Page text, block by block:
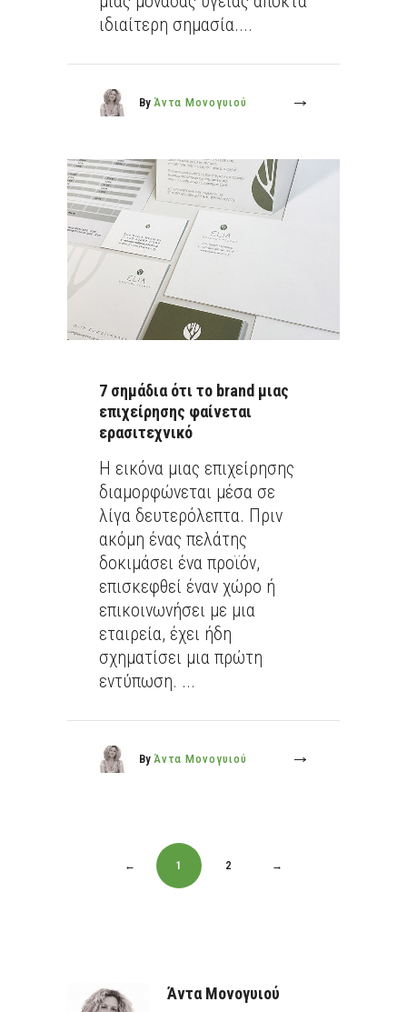
ιδιαίτερη σημασία....
By Άντα Μονογυιού
More
7 σημάδια ότι το brand μιας
επιχείρησης φαίνεται
ερασιτεχνικό
Η εικόνα μιας επιχείρησης
διαμορφώνεται μέσα σε
λίγα δευτερόλεπτα. Πριν
ακόμη ένας πελάτης
δοκιμάσει ένα προϊόν,
επισκεφθεί έναν χώρο ή
επικοινωνήσει με μια
εταιρεία, έχει ήδη
σχηματίσει μια πρώτη
εντύπωση. ...
By Άντα Μονογυιού
More
← 1 2 →
Άντα Μονογυιού